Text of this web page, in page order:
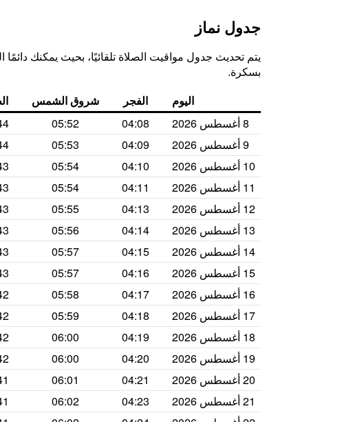
جدول نماز
يتم تحديث جدول مواقيت الصلاة تلقائيًا، بحيث يمكنك دائمًا
بسكرة.
اليوم
الفجر شروق الشمس
8 أغسطس 2026
04:08
05:52
9 أغسطس 2026
04:09
05:53
10 أغسطس 2026
04:10
05:54
11 أغسطس 2026
04:11
05:54
12 أغسطس 2026
04:13
05:55
13 أغسطس 2026
04:14
05:56
14 أغسطس 2026
04:15
05:57
15 أغسطس 2026
04:16
05:57
16 أغسطس 2026
04:17
05:58
17 أغسطس 2026
04:18
05:59
18 أغسطس 2026
04:19
06:00
19 أغسطس 2026
04:20
06:00
20 أغسطس 2026
04:21
06:01
21 أغسطس 2026
04:23
06:02